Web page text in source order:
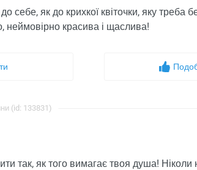
як до крихкої квіточки, яку треба
неймовірно красива і щаслива!
(id: 133831)
так, як того вимагає твоя душа! Ніколи